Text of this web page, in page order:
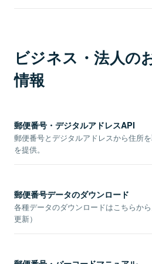
ビジネス・法人の
情報
郵便番号・デジタルアドレスAPI
郵便番号とデジタルアドレスから住所
を提供。
郵便番号データのダウンロード
各種データのダウンロードはこちらか
更新）